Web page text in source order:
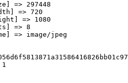
=> 297448
=> 720
=> 1080
=> 8
=> image/jpeg
1